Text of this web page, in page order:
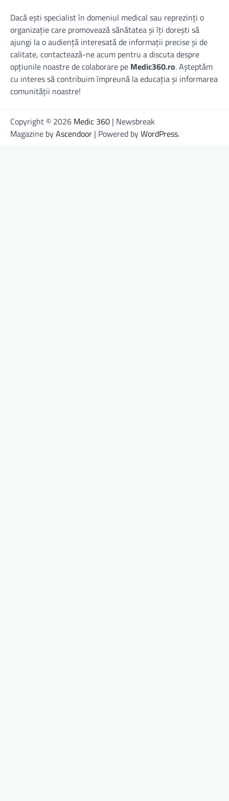
Dacă ești specialist în domeniul medical sau reprezinți o
organizație care promovează sănătatea și îți dorești să
ajungi la o audiență interesată de informații precise și de
calitate, contactează-ne acum pentru a discuta despre
opțiunile noastre de colaborare pe Medic360.ro. Așteptăm
cu interes să contribuim împreună la educația și informarea
comunității noastre!
Copyright © 2026 Medic 360 | Newsbreak
Magazine byAscendoor | Powered byWordPress.